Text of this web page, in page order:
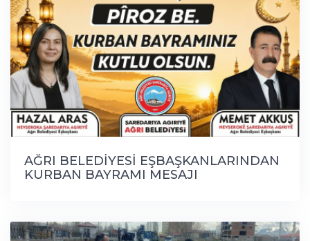
AĞRI BELEDİYESİ EŞBAŞKANLARINDAN
KURBAN BAYRAMI MESAJI